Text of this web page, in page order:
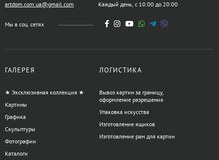
artdom.com.ua@gmail.com Каждый день, с 10:00 до 20:00
Мы в соц. сетях
ГАЛЕРЕЯ
★ Эксклюзивная коллекция ★
Картины
Графика
Скульптуры
Фотографии
Каталоги
ЛОГИСТИКА
Вывоз картин за границу,
оформление разрешения
Упаковка искусства
Изготовление ящиков
Изготовление рам для картин